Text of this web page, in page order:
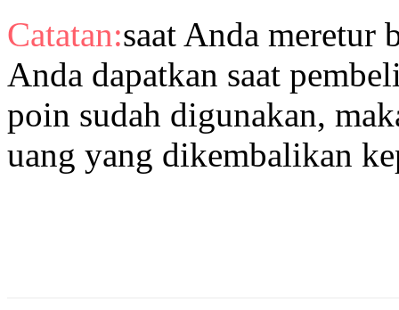
Catatan:saat Anda meretur
Anda dapatkan saat
poin sudah digunakan,
uang yang dikembalikan